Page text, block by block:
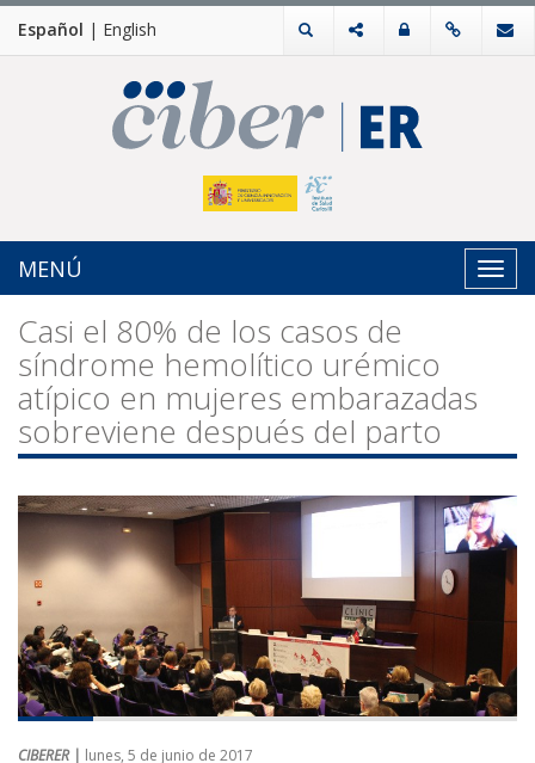
Español | English
MENÚ
Casi el 80% de los casos de
síndrome hemolítico urémico
atípico en mujeres embarazadas
sobreviene después del parto
CIBERER | lunes, 5 de junio de 2017